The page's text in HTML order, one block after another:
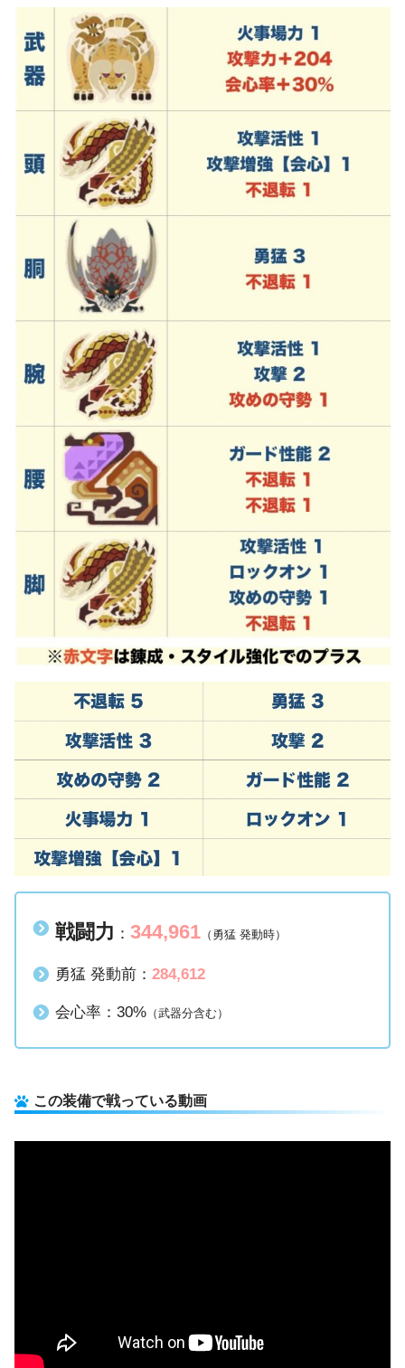
戦闘力 ：344,961 （勇猛 発動時）
勇猛 発動前：284,612
会心率：30% （武器分含む）
この装備で戦っている動画